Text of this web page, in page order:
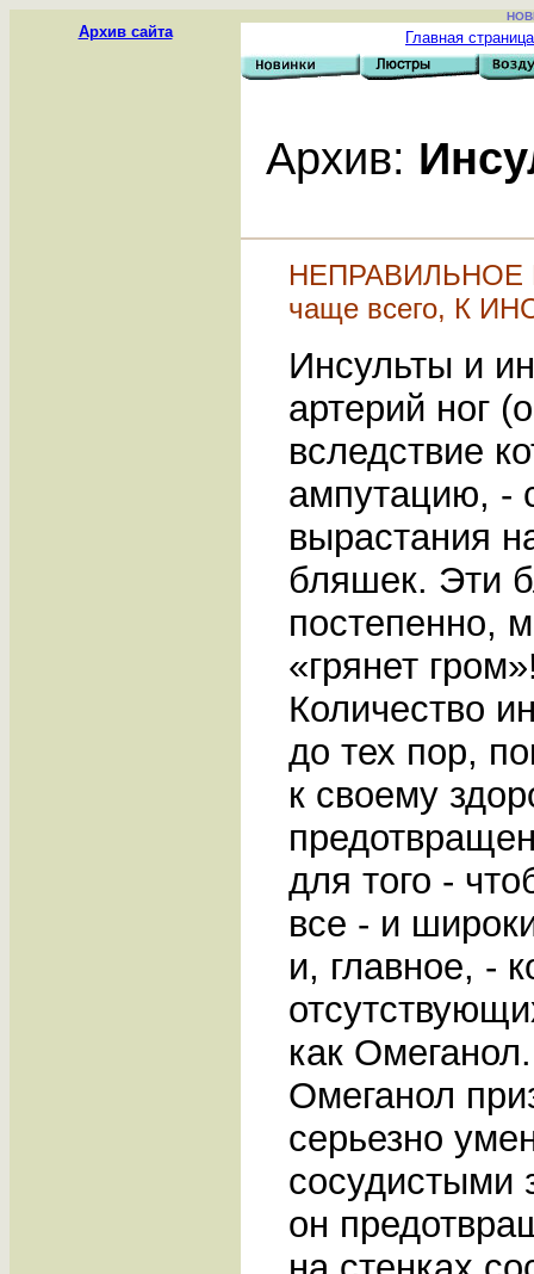
Архив сайта Главная
Архив:
НЕПРАВИЛЬНОЕ
чаще всего, К
Инсульты и
артерий ног
вследствие
ампутацию, -
вырастания
бляшек. Эти
постепенно,
«грянет
Количество
до тех пор,
к своему
для того -
все - и
и, главное, -
как Омеганол.
Омеганол
серьезно
сосудистыми
он